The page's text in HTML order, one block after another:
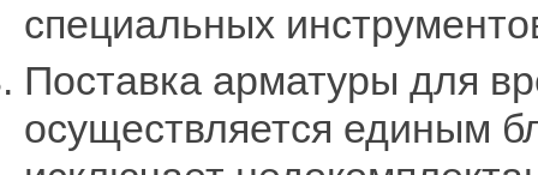
специальных
Поставка арматуры для
осуществляется единым